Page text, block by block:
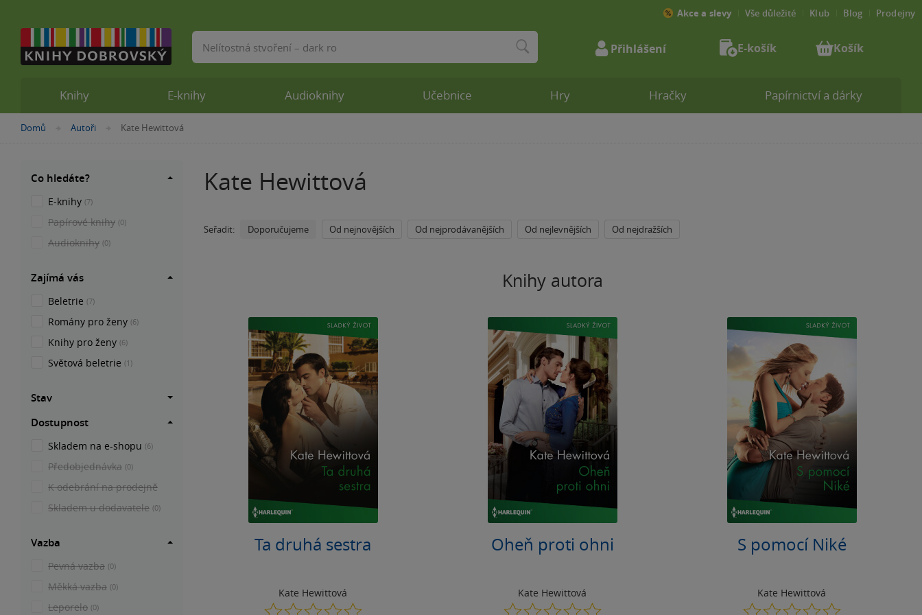
Nacházíte
Domů »Autoři »
Kate Hewittová
Kate Hewittová
Seřadit: Doporučujeme Od nejnovějších Od nejprodávanějších Od nejlevnějších Od nejdražších
Knihy autora
Ta druhá sestra
Kate Hewittová
0.0
Oheň proti ohni
Kate Hewittová
0.0
S pomocí Niké
Kate Hewittová
0.0
Co hledáte?
E-knihy (7)
Papírové knihy (0)
Audioknihy (0)
Zajímá vás
Beletrie (7)
Romány pro ženy (6)
Knihy pro ženy (6)
Světová beletrie (1)
Stav
Dostupnost
Skladem na e-shopu (6)
Předobjednávka (0)
K odebrání na prodejně
Skladem u dodavatele (0)
Vazba
Pevná vazba (0)
Měkká vazba (0)
Leporelo (0)
Knihy E-knihy Audioknihy Učebnice Hry Hračky Papírnictví a dárky
Akce a slevy Vše důležité Klub Blog Prodejny
Vyhledávání Přihlášení E-košík Košík